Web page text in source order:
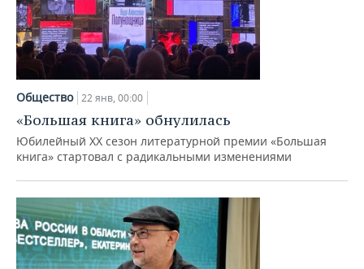
Общество 22 янв, 00:00
«Большая книга» обнулилась
Юбилейный XX сезон литературной премии «Большая
книга» стартовал с радикальными изменениями